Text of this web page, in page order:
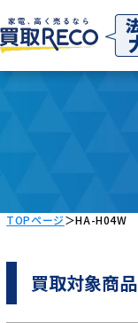
TOPページ＞HA-H04W
買取対象商品